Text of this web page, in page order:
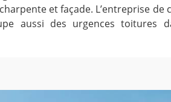
et façade. L’entreprise de
aussi des urgences toitures